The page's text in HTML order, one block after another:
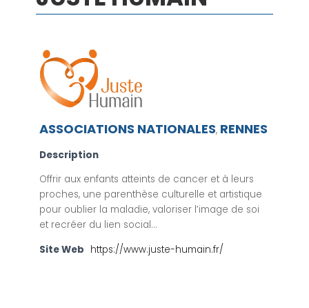
ASSOCIATIONS NATIONALES, RENNES
Description
Offrir aux enfants atteints de cancer et à leurs
proches, une parenthèse culturelle et artistique
pour oublier la maladie, valoriser l’image de soi
et recréer du lien social…
Site Web https://www.juste-humain.fr/